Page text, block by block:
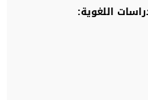
اللغوية: